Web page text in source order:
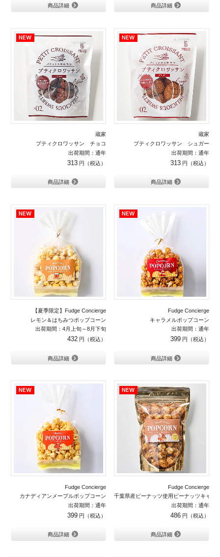
商品詳細 商品詳細
蔵家
プティクロワッサン チョコ
出荷期間：通年
313
商品詳細
蔵家
プティクロワッサン シュガー
出荷期間：通年
313
商品詳細
【夏季限定】Fudge Concierge
レモン＆はちみつポップコーン
出荷期間：4月上旬～8月下旬
432
商品詳細
Fudge Concierge
キャラメルポップコーン
出荷期間：通年
399
商品詳細
Fudge Concierge
カナディアンメープルポップコーン
出荷期間：通年
399
商品詳細
Fudge Concierge
千葉県産ピーナッツ使用ピーナッツキャラ
出荷期間：通年
486
商品詳細